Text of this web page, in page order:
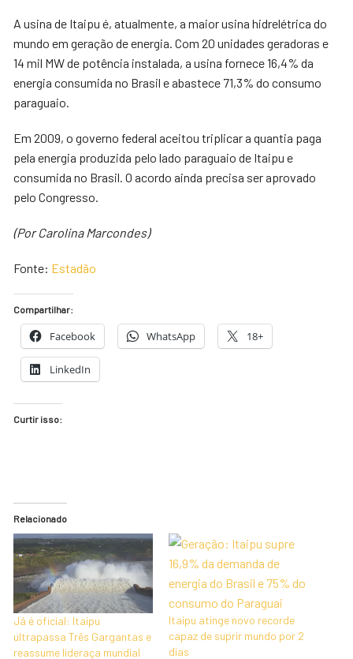
A usina de Itaipu é, atualmente, a maior usina hidrelétrica do
mundo em geração de energia. Com 20 unidades geradoras e
14 mil MW de potência instalada, a usina fornece 16,4% da
energia consumida no Brasil e abastece 71,3% do consumo
paraguaio.
Em 2009, o governo federal aceitou triplicar a quantia paga
pela energia produzida pelo lado paraguaio de Itaipu e
consumida no Brasil. O acordo ainda precisa ser aprovado
pelo Congresso.
(Por Carolina Marcondes)
Fonte: Estadão
Compartilhar:
Facebook WhatsApp 18+
LinkedIn
Curtir isso:
Relacionado
Já é oficial: Itaipu
ultrapassa Três Gargantas e
reassume lideraça mundial
Itaipu atinge novo recorde
capaz de suprir mundo por 2
dias